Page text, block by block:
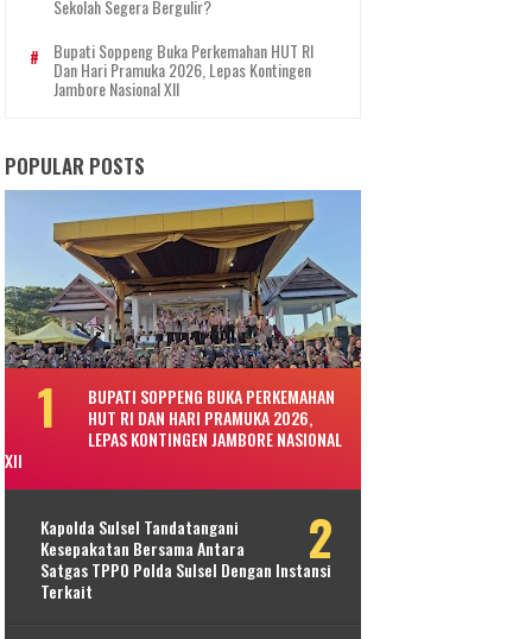
Sekolah Segera Bergulir?
Bupati Soppeng Buka Perkemahan HUT RI
Dan Hari Pramuka 2026, Lepas Kontingen
Jambore Nasional XII
POPULAR POSTS
BUPATI SOPPENG BUKA PERKEMAHAN
HUT RI DAN HARI PRAMUKA 2026,
LEPAS KONTINGEN JAMBORE NASIONAL
XII
Kapolda Sulsel Tandatangani
Kesepakatan Bersama Antara
Satgas TPPO Polda Sulsel Dengan Instansi
Terkait